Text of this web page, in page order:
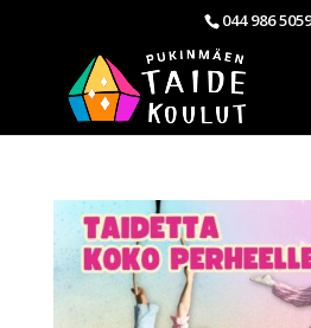
044 986 5059